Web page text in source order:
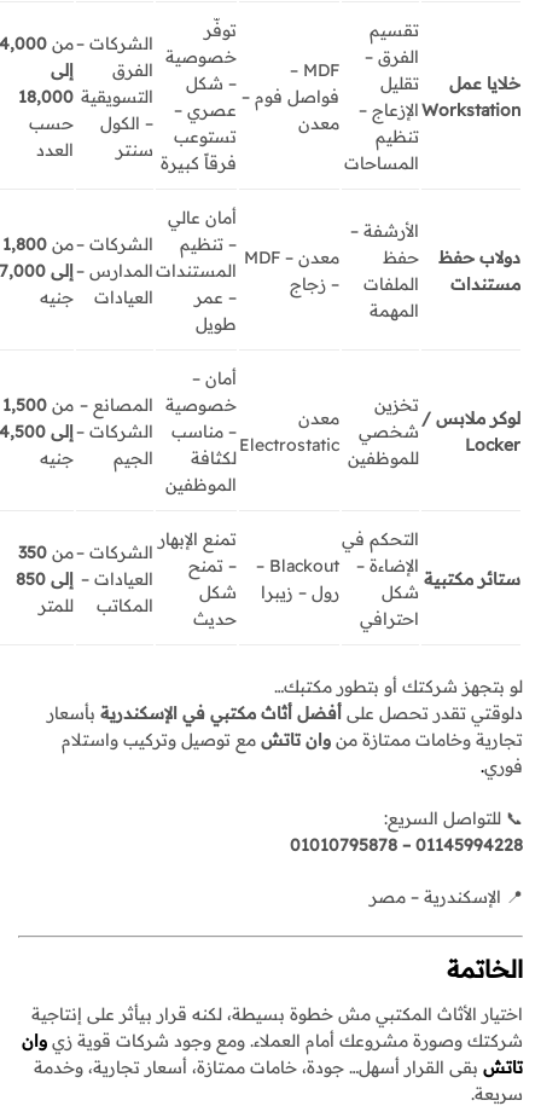
خلايا عمل
Workstation
تقسيم
الفرق –
تقليل
الإزعاج –
تنظيم
المساحات
MDF –
فواصل فوم –
معدن
توفّر
خصوصية
– شكل
عصري –
تستوعب
فرقاً كبيرة
الشركات –
الفرق
التسويقية
– الكول
سنتر
من4,000
إلى
18,000
حسب
العدد
دولاب حفظ
مستندات
الأرشفة –
حفظ
الملفات
المهمة
معدن – MDF
– زجاج
أمان عالي
– تنظيم
المستندات
– عمر
طويل
الشركات –
المدارس –
العيادات
من1,800
إلى 7,000
جنيه
لوكر ملابس /
Locker
تخزين
شخصي
للموظفين
معدن
Electrostatic
أمان –
خصوصية
– مناسب
لكثافة
الموظفين
المصانع –
الشركات –
الجيم
من1,500
إلى 4,500
جنيه
ستائر مكتبية
التحكم في
الإضاءة –
شكل
احترافي
Blackout –
رول – زيبرا
تمنع الإبهار
– تمنح
شكل
حديث
الشركات –
العيادات –
المكاتب
من350
إلى 850
للمتر
لو بتجهز شركتك أو بتطور مكتبك…
دلوقتي تقدر تحصل علىأفضل أثاث مكتبي في الإسكندريةبأسعار
تجارية وخامات ممتازة منوان تاتشمع توصيل وتركيب واستلام
فوري
📞 للتواصل السريع:
01145994228 – 01010795878
📍 الإسكندرية – مصر
الخاتمة
اختيار الأثاث المكتبي مش خطوة بسيطة، لكنه قرار بيأثر على إنتاجية
شركتك وصورة مشروعك أمام العملاء. ومع وجود شركات قوية زيوان
تاتشبقى القرار أسهل… جودة، خامات ممتازة، أسعار تجارية، وخدمة
سريعة.